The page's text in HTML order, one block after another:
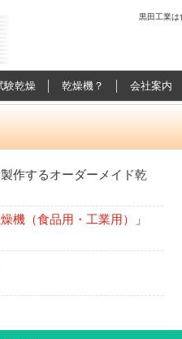
黒田工業は
験乾燥 乾燥機？ 会社案内
作するオーダーメイド乾
機（食品用・工業用）
」